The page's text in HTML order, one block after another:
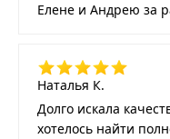
Елене и Андрею за
Наталья К.
Долго искала
хотелось найти